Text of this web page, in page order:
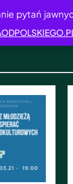
pytań